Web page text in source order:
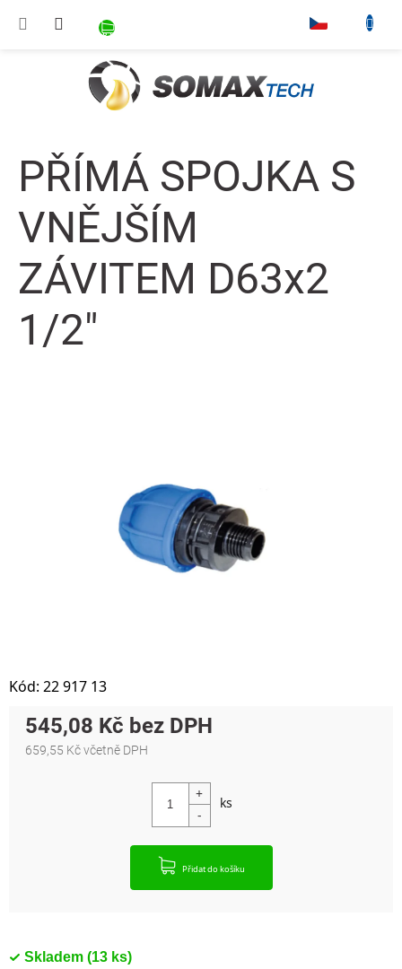
NÁKUPNÍ KOŠÍK
PŘÍMÁ SPOJKA S
VNĚJŠÍM
ZÁVITEM D63x2
1/2"
Skladem (13 ks)
545,08 Kč
659,55 Kč včetně DPH
Přidat do košíku
Kód: 22 917 13